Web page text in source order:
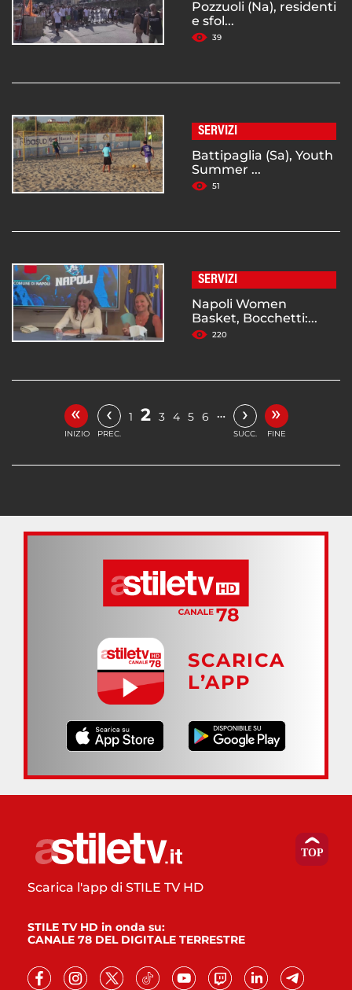
Pozzuoli (Na), residenti
e sfol...
39
SERVIZI
Battipaglia (Sa), Youth
Summer ...
51
SERVIZI
Napoli Women
Basket, Bocchetti:...
220
«
INIZIO
‹
PREC.
1 2 3 4 5 6 … ›
SUCC.
»
FINE
SCARICA
L’APP
Scarica l'app di STILE TV HD
STILE TV HD in onda su:
CANALE 78 DEL DIGITALE TERRESTRE